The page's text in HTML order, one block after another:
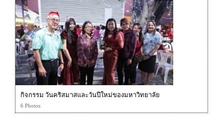
กิจกรรม วันคริสมาสและวันปีใหม่ของมหาวิทยาลัย
6 Photos